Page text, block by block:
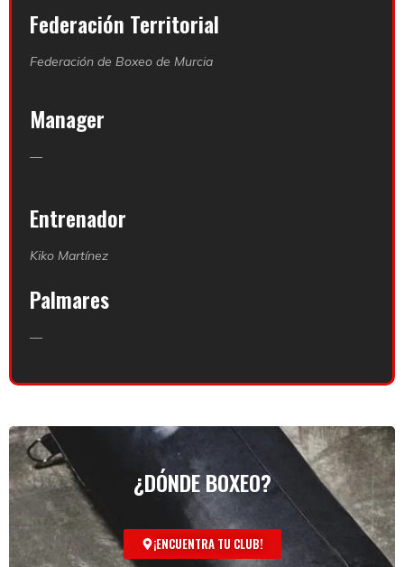
Federación Territorial
Federación de Boxeo de Murcia
Manager
—
Entrenador
Kiko Martínez
Palmares
—
¿DÓNDE BOXEO?
¡ENCUENTRA TU CLUB!